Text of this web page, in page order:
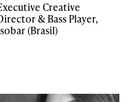
Creative
& Bass Player,
(Brasil)